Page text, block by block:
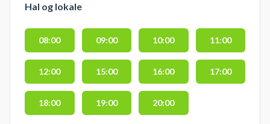
Hal og lokale
08:00 09:00 10:00 11:00
12:00 15:00 16:00 17:00
18:00 19:00 20:00